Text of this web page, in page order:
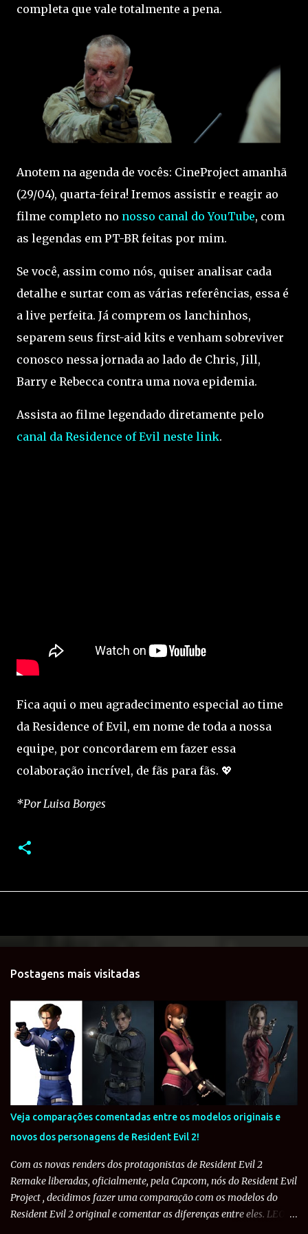
completa que vale totalmente a pena.
Anotem na agenda de vocês: CineProject amanhã
(29/04), quarta-feira! Iremos assistir e reagir ao
filme completo no nosso canal do YouTube, com
as legendas em PT-BR feitas por mim.
Se você, assim como nós, quiser analisar cada
detalhe e surtar com as várias referências, essa é
a live perfeita. Já comprem os lanchinhos,
separem seus first-aid kits e venham sobreviver
conosco nessa jornada ao lado de Chris, Jill,
Barry e Rebecca contra uma nova epidemia.
Assista ao filme legendado diretamente pelo
canal da Residence of Evil neste link.
Fica aqui o meu agradecimento especial ao time
da Residence of Evil, em nome de toda a nossa
equipe, por concordarem em fazer essa
colaboração incrível, de fãs para fãs. 💖
*Por Luisa Borges
Postagens mais visitadas
Veja comparações comentadas entre os modelos originais e
novos dos personagens de Resident Evil 2!
Com as novas renders dos protagonistas de Resident Evil 2
Remake liberadas, oficialmente, pela Capcom, nós do Resident Evil
Project , decidimos fazer uma comparação com os modelos do
Resident Evil 2 original e comentar as diferenças entre eles. LEON